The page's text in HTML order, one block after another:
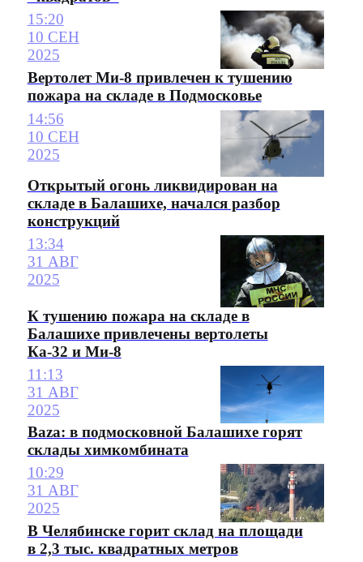
15:20
10 СЕН
2025
Вертолет Ми-8 привлечен к тушению
пожара на складе в Подмосковье
14:56
10 СЕН
2025
Открытый огонь ликвидирован на
складе в Балашихе, начался разбор
конструкций
13:34
31 АВГ
2025
К тушению пожара на складе в
Балашихе привлечены вертолеты
Ка-32 и Ми-8
11:13
31 АВГ
2025
Baza: в подмосковной Балашихе горят
склады химкомбината
10:29
31 АВГ
2025
В Челябинске горит склад на площади
в 2,3 тыс. квадратных метров